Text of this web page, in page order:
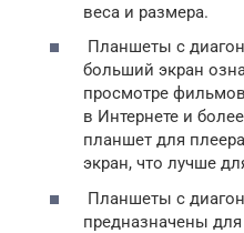
веса и размера.
Планшеты с
больший экран
просмотре
в Интернете и
планшет для
экран, что лучше
Планшеты с
предназначены